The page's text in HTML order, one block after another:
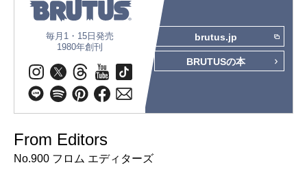
毎月1・15日発売
1980年創刊
brutus.jp
BRUTUSの本
From Editors
No.900 フロム エディターズ